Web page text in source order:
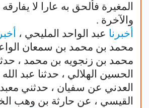
المغيرة فألحق به عارا لا يفارقه
والآخرة .
أخبرنا عبد الواحد المليحي ،
محمد بن محمد بن سمعان
محمد بن زنجويه بن محمد ،
الحسين الهلالي ، حدثنا عبد الله
العدني عن سفيان ، حدثني
القيسي ، عن حارثة بن وهب